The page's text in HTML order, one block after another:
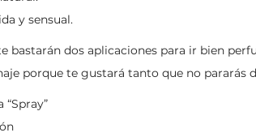
y sensual.
dos aplicaciones para ir bien
porque te gustará tanto que no pararás
“Spray”